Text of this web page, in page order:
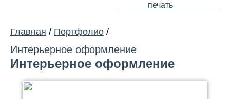
печать
Главная / Портфолио /
Интерьерное оформление
Интерьерное оформление